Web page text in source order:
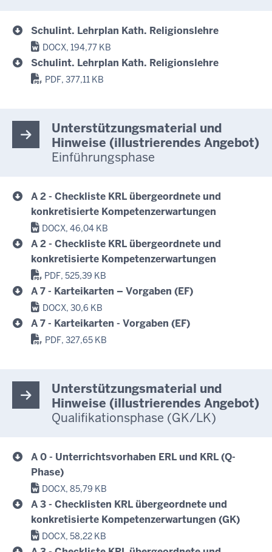
Schulint. Lehrplan Kath. Religionslehre
DOCX, 194,77 KB
Schulint. Lehrplan Kath. Religionslehre
PDF, 377,11 KB
Unterstützungsmaterial und
Hinweise (illustrierendes Angebot)
Einführungsphase
A 2 - Checkliste KRL übergeordnete und
konkretisierte Kompetenzerwartungen
DOCX, 46,04 KB
A 2 - Checkliste KRL übergeordnete und
konkretisierte Kompetenzerwartungen
PDF, 525,39 KB
A 7 - Karteikarten – Vorgaben (EF)
DOCX, 30,6 KB
A 7 - Karteikarten - Vorgaben (EF)
PDF, 327,65 KB
Unterstützungsmaterial und
Hinweise (illustrierendes Angebot)
Qualifikationsphase (GK/LK)
A 0 - Unterrichtsvorhaben ERL und KRL (Q-
Phase)
DOCX, 85,79 KB
A 3 - Checklisten KRL übergeordnete und
konkretisierte Kompetenzerwartungen (GK)
DOCX, 58,22 KB